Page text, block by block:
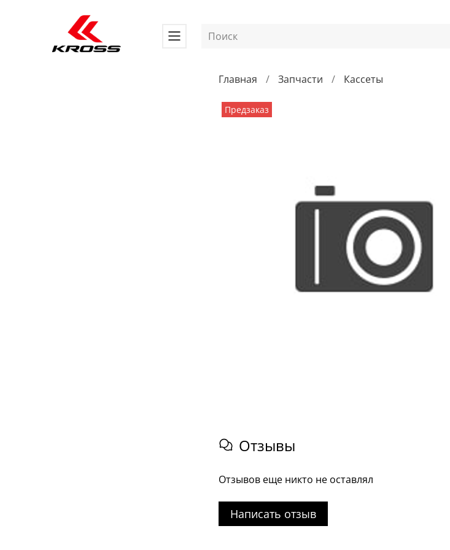
Главная Запчасти Кассеты
Предзаказ
Отзывы
Отзывов еще никто не оставлял
Написать отзыв